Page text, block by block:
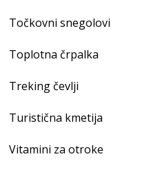
Točkovni snegolovi
Toplotna črpalka
Treking čevlji
Turistična kmetija
Vitamini za otroke